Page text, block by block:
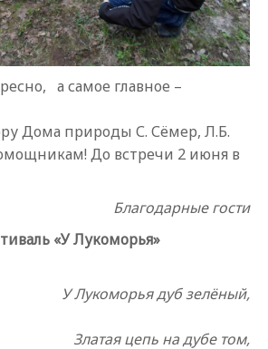
а самое главное –
Дома природы С. Сёмер, Л.Б.
До встречи 2 июня в
Благодарные гости
«У Лукоморья»
У Лукоморья дуб зелёный,
Златая цепь на дубе том,